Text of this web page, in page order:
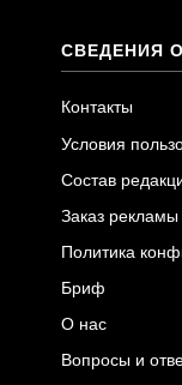
СВЕДЕНИЯ
Контакты
Условия
Состав
Заказ рекламы
Политика
Бриф
О нас
Вопросы и